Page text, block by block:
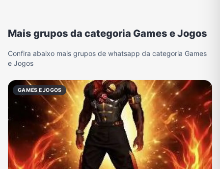
Mais grupos da categoria Games e Jogos
Confira abaixo mais grupos de whatsapp da categoria Games
e Jogos
GAMES E JOGOS